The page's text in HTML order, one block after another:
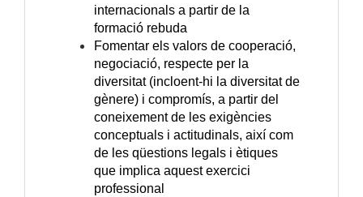
internacionals a partir de la
formació rebuda
Fomentar els valors de cooperació,
negociació, respecte per la
diversitat (incloent-hi la diversitat de
gènere) i compromís, a partir del
coneixement de les exigències
conceptuals i actitudinals, així com
de les qüestions legals i ètiques
que implica aquest exercici
professional